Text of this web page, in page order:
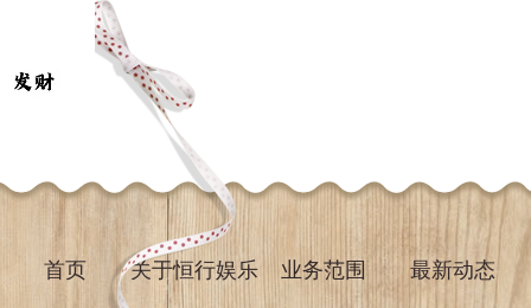
首页 关于恒行娱乐 业务范围 最新动态